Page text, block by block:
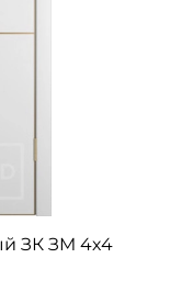
ЗК ЗM 4х4